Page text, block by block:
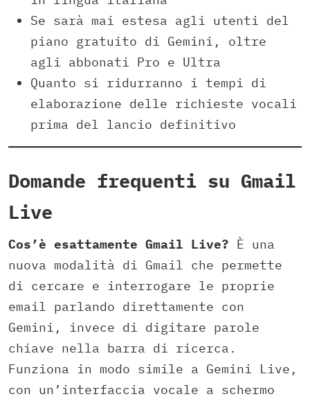
Se sarà mai estesa agli utenti del
piano gratuito di Gemini, oltre
agli abbonati Pro e Ultra
Quanto si ridurranno i tempi di
elaborazione delle richieste vocali
prima del lancio definitivo
Domande frequenti su Gmail
Live
Cos’è esattamente Gmail Live? È una
nuova modalità di Gmail che permette
di cercare e interrogare le proprie
email parlando direttamente con
Gemini, invece di digitare parole
chiave nella barra di ricerca.
Funziona in modo simile a Gemini Live,
con un’interfaccia vocale a schermo